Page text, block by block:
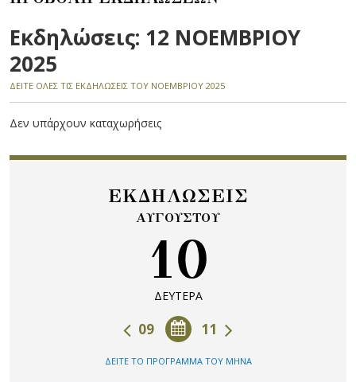
Εκδηλώσεις: 12 ΝΟΕΜΒΡΙΟΥ
2025
ΔΕΙΤΕ ΟΛΕΣ ΤΙΣ ΕΚΔΗΛΩΣΕΙΣ ΤΟΥ ΝΟΕΜΒΡΙΟΥ 2025
Δεν υπάρχουν καταχωρήσεις
ΕΚΔΗΛΩΣΕΙΣ
ΑΥΓΟΥΣΤΟΥ
10
ΔΕΥΤΕΡΑ
11
09
ΔΕΙΤΕ ΤΟ ΠΡΟΓΡΑΜΜΑ ΤΟΥ ΜΗΝΑ